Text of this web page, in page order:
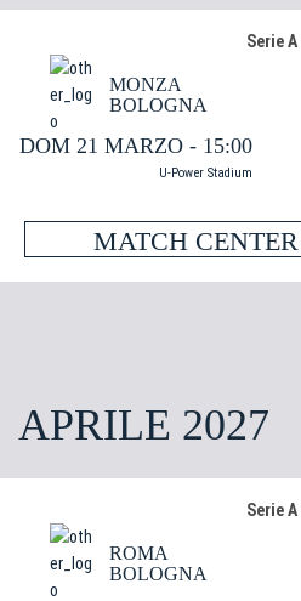
Serie A
MONZA
BOLOGNA
DOM 21 MARZO - 15:00
U-Power Stadium
MATCH CENTER
APRILE 2027
Serie A
ROMA
BOLOGNA